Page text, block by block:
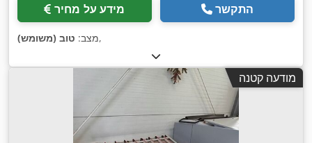
מידע על מחיר התקשר
מצב: טוב (משומש) ,
מודעה קטנה